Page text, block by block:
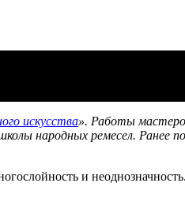
искусства». Работы
народных ремесел. Ранее
и